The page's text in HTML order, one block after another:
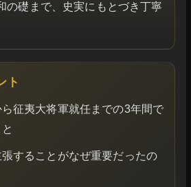
の礎まで、史実にもとづき丁寧
ト
征夷大将軍就任までの3年間で
することがなぜ重要だったの